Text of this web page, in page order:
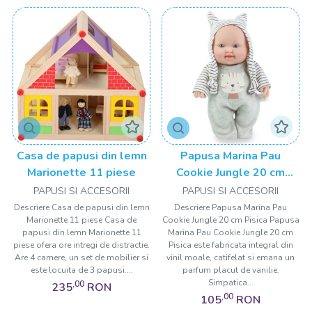
Casa de papusi din lemn
Marionette 11 piese
PAPUSI SI ACCESORII
Descriere Casa de papusi din lemn
Marionette 11 piese Casa de
papusi din lemn Marionette 11
piese ofera ore intregi de distractie.
Are 4 camere, un set de mobilier si
este locuita de 3 papusi....
235,00 RON
Papusa Marina Pau
Cookie Jungle 20 cm
Pisica
PAPUSI SI ACCESORII
Descriere Papusa Marina Pau
Cookie Jungle 20 cm Pisica Papusa
Marina Pau Cookie Jungle 20 cm
Pisica este fabricata integral din
vinil moale, catifelat si emana un
parfum placut de vanilie.
Simpatica...
105,00 RON